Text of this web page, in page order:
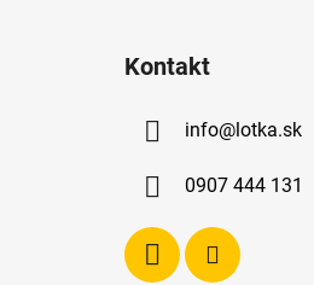
Kontakt
info@lotka.sk
0907 444 131